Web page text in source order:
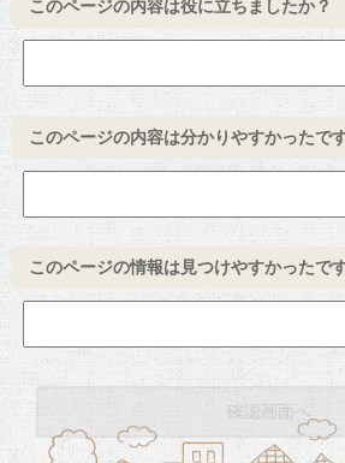
このページの内容は役に立ちましたか？
このページの内容は分かりやすかったで
このページの情報は見つけやすかったで